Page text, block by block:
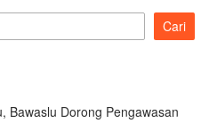
Cari
Bawaslu Dorong Pengawasan